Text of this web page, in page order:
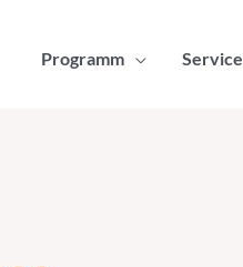
Programm Service